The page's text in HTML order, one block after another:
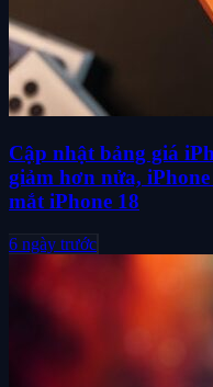
Cập nhật bảng giá
giảm hơn nửa,
mắt iPhone 18
6 ngày trước